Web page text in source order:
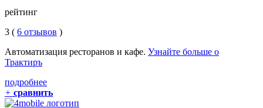
рейтинг
3 ( 6 отзывов )
Автоматизация ресторанов и кафе. Узнайте больше о
Трактиръ
подробнее
+ сравнить